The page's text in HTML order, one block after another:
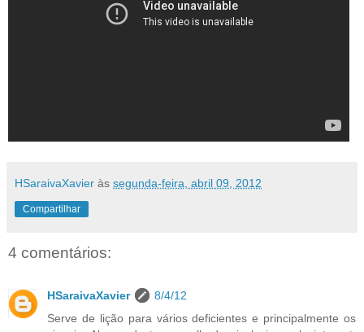
HSaraivaXavier às segunda-feira, abril 09, 2012
Compartilhar
4 comentários:
HSaraivaXavier
8/4/12
Serve de lição para vários deficientes e principalmente os